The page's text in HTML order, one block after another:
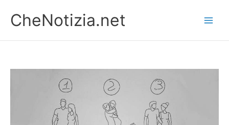
contenuto
CheNotizia.net